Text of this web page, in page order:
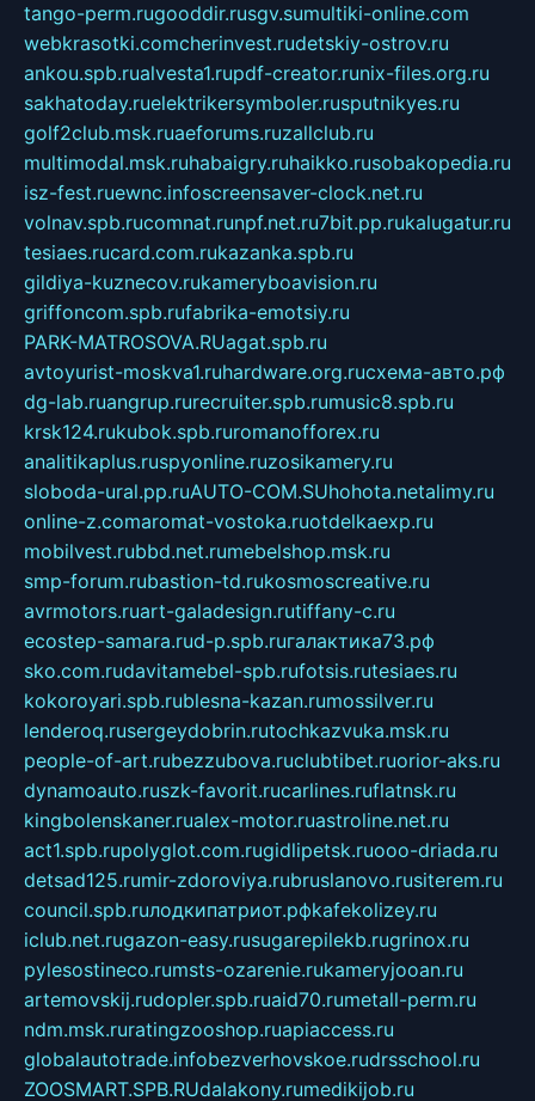
tango-perm.rugooddir.rusgv.sumultiki-online.com
webkrasotki.comcherinvest.rudetskiy-ostrov.ru
ankou.spb.rualvesta1.rupdf-creator.runix-files.org.ru
sakhatoday.ruelektrikersymboler.rusputnikyes.ru
golf2club.msk.ruaeforums.ruzallclub.ru
multimodal.msk.ruhabaigry.ruhaikko.rusobakopedia.ru
isz-fest.ruewnc.infoscreensaver-clock.net.ru
volnav.spb.rucomnat.runpf.net.ru7bit.pp.rukalugatur.ru
tesiaes.rucard.com.rukazanka.spb.ru
gildiya-kuznecov.rukameryboavision.ru
griffoncom.spb.rufabrika-emotsiy.ru
PARK-MATROSOVA.RUagat.spb.ru
avtoyurist-moskva1.ruhardware.org.ruсхема-авто.рф
dg-lab.ruangrup.rurecruiter.spb.rumusic8.spb.ru
krsk124.rukubok.spb.ruromanofforex.ru
analitikaplus.ruspyonline.ruzosikamery.ru
sloboda-ural.pp.ruAUTO-COM.SUhohota.netalimy.ru
online-z.comaromat-vostoka.ruotdelkaexp.ru
mobilvest.rubbd.net.rumebelshop.msk.ru
smp-forum.rubastion-td.rukosmoscreative.ru
avrmotors.ruart-galadesign.rutiffany-c.ru
ecostep-samara.rud-p.spb.ruгалактика73.рф
sko.com.rudavitamebel-spb.rufotsis.rutesiaes.ru
kokoroyari.spb.rublesna-kazan.rumossilver.ru
lenderoq.rusergeydobrin.rutochkazvuka.msk.ru
people-of-art.rubezzubova.ruclubtibet.ruorior-aks.ru
dynamoauto.ruszk-favorit.rucarlines.ruflatnsk.ru
kingbolenskaner.rualex-motor.ruastroline.net.ru
act1.spb.rupolyglot.com.rugidlipetsk.ruooo-driada.ru
detsad125.rumir-zdoroviya.rubruslanovo.rusiterem.ru
council.spb.ruлодкипатриот.рфkafekolizey.ru
iclub.net.rugazon-easy.rusugarepilekb.rugrinox.ru
pylesostineco.rumsts-ozarenie.rukameryjooan.ru
artemovskij.rudopler.spb.ruaid70.rumetall-perm.ru
ndm.msk.ruratingzooshop.ruapiaccess.ru
globalautotrade.infobezverhovskoe.rudrsschool.ru
ZOOSMART.SPB.RUdalakony.rumedikijob.ru